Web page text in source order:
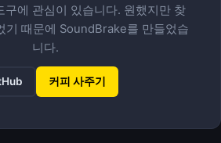
구에 관심이 있습니다. 원했지만 찾
기 때문에 SoundBrake를 만들었습
니다.
커피 사주기